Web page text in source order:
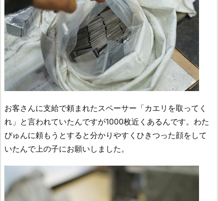
お客さんに支給で頼まれたスペーサー「カエリを取ってく
れ」と言われていたんですが1000枚近くあるんです。わた
ぴゅんに頼もうとすると分かりやすくひきつった顔をして
いたんで上の子にお願いしました。